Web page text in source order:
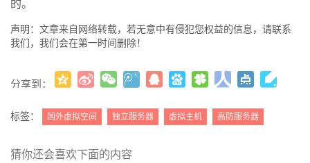
的。
声明：文章来自网络转载，若无意中有侵犯您权益的信息，请联系
我们，我们会在第一时间删除！
分享到：
( )
标签： 国外虚拟空间 独立服务器 虚拟主机 高防服务器
猜你还会喜欢下面的内容